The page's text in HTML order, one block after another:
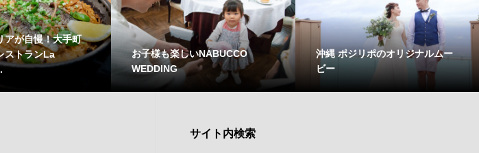
アが自慢！大手町
ストランLa
お子様も楽しいNABUCCO
WEDDING
沖縄 ポジリポのオリジナルムー
ビー
サイト内検索